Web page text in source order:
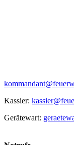
Kassier:
Gerätewart: